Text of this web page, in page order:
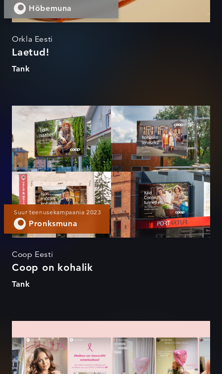
Hõbemuna
Orkla Eesti
Laetud!
Tank
Coop on kohalik
Suur teenusekampaania 2023
Pronksmuna
Coop Eesti
Coop on kohalik
Tank